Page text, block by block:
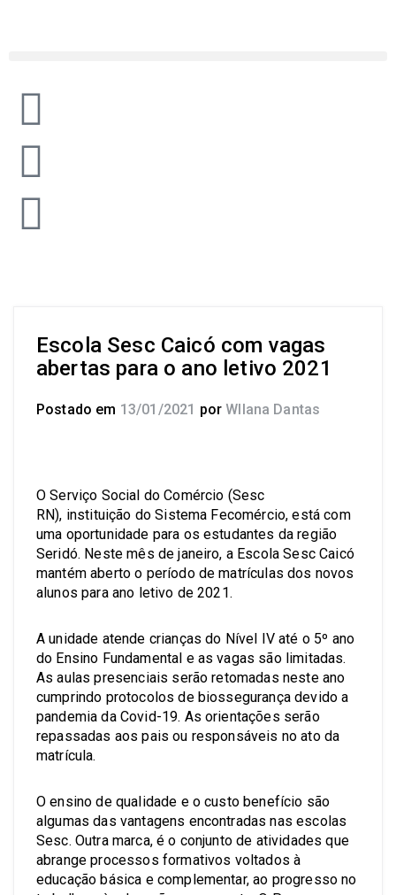
Escola Sesc Caicó com vagas
abertas para o ano letivo 2021
Postado em 13/01/2021 por Wllana Dantas
O Serviço Social do Comércio (Sesc
RN), instituição do Sistema Fecomércio, está com
uma oportunidade para os estudantes da região
Seridó. Neste mês de janeiro, a Escola Sesc Caicó
mantém aberto o período de matrículas dos novos
alunos para ano letivo de 2021.
A unidade atende crianças do Nível IV até o 5º ano
do Ensino Fundamental e as vagas são limitadas.
As aulas presenciais serão retomadas neste ano
cumprindo protocolos de biossegurança devido a
pandemia da Covid-19. As orientações serão
repassadas aos pais ou responsáveis no ato da
matrícula.
O ensino de qualidade e o custo benefício são
algumas das vantagens encontradas nas escolas
Sesc. Outra marca, é o conjunto de atividades que
abrange processos formativos voltados à
educação básica e complementar, ao progresso no